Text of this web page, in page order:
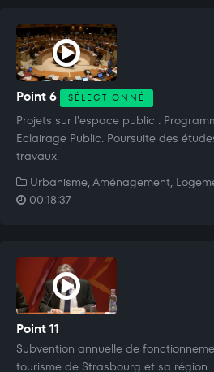
Point 6 SÉLECTIONNÉ
Projets sur l'espace public :
Eclairage Public. Poursuite des
travaux.
Urbanisme, Aménagement,
00:18:37
Point 11
Subvention annuelle de
tourisme de Strasbourg et sa région.